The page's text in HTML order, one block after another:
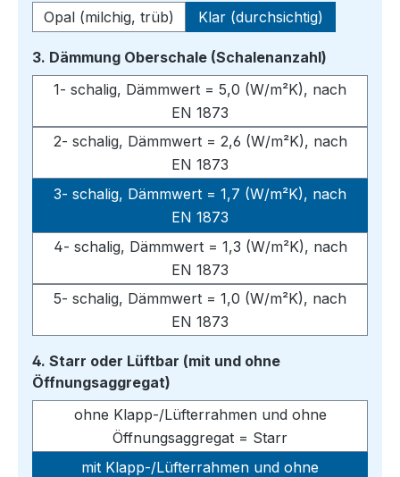
Opal (milchig, trüb)
Klar (durchsichtig)
3. Dämmung Oberschale (Schalenanzahl)
1- schalig, Dämmwert = 5,0 (W/m²K), nach
EN 1873
2- schalig, Dämmwert = 2,6 (W/m²K), nach
EN 1873
3- schalig, Dämmwert = 1,7 (W/m²K), nach
EN 1873
4- schalig, Dämmwert = 1,3 (W/m²K), nach
EN 1873
5- schalig, Dämmwert = 1,0 (W/m²K), nach
EN 1873
4. Starr oder Lüftbar (mit und ohne
Öffnungsaggregat)
ohne Klapp-/Lüfterrahmen und ohne
Öffnungsaggregat = Starr
mit Klapp-/Lüfterrahmen und ohne